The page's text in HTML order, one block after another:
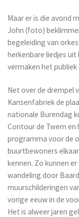
Maar er is die avond
John (foto)
begeleiding van
herkenbare liedjes
vermaken het
Net over de drempel
Kansenfabriek de
nationale Burendag
Contour de Twern
programma voor de
buurtbewoners
kennen. Zo kunnen
wandeling door
muurschilderingen
vorige eeuw in de
Het is alweer jaren